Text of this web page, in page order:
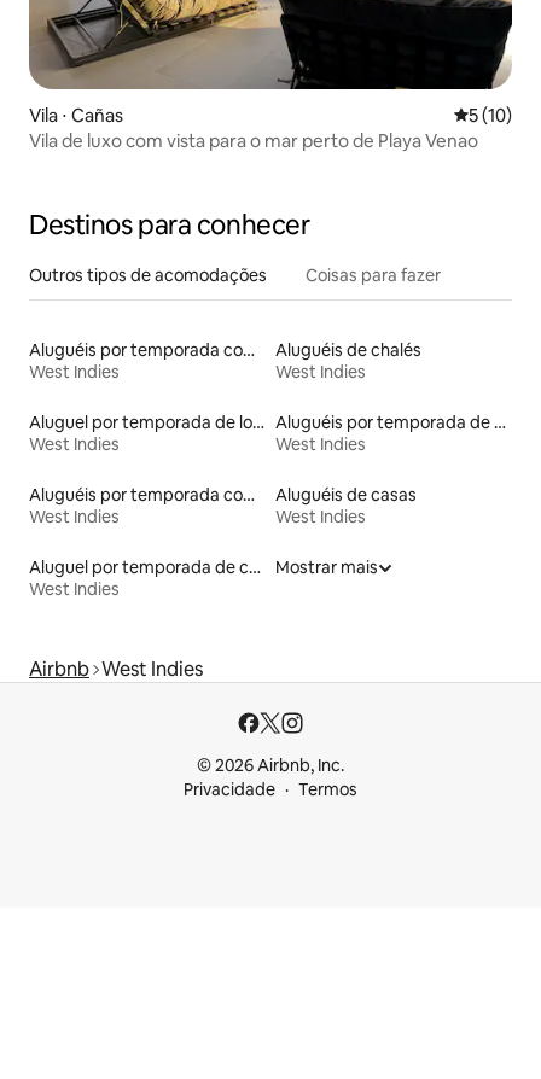
Vila ⋅ Cañas 5 de uma
5 (10)
Vila de luxo com vista para o mar perto de Playa Venao
Destinos para conhecer
Outros tipos de acomodações Coisas para fazer
Aluguéis por temporada com banheiro para PCD
West Indies
Aluguéis de chalés
West Indies
Aluguel por temporada de lofts
West Indies
Aluguéis por temporada de acomodações de luxo
West Indies
Aluguéis por temporada com cama de altura acessível
West Indies
Aluguéis de casas
West Indies
Aluguel por temporada de contêineres
West Indies
Mostrar mais
Airbnb West Indies
© 2026 Airbnb, Inc.
Privacidade
Termos